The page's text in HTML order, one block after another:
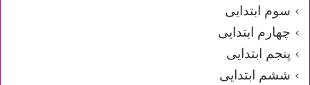
سوم ابتدایی
چهارم ابتدایی
پنجم ابتدایی
ششم ابتدایی